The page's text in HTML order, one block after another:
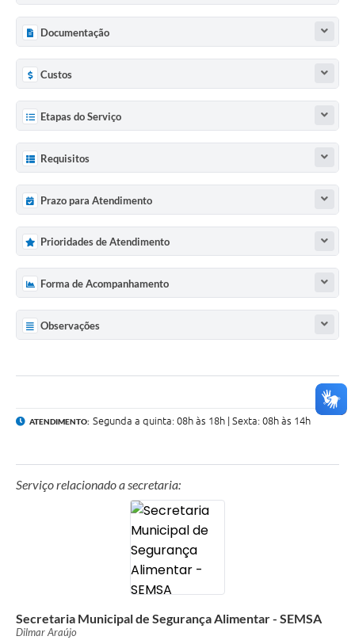
Documentação
Custos
Etapas do Serviço
Requisitos
Prazo para Atendimento
Prioridades de Atendimento
Forma de Acompanhamento
Observações
ATENDIMENTO: Segunda a quinta: 08h às 18h | Sexta: 08h às 14h
Serviço relacionado a secretaria:
Secretaria Municipal de Segurança Alimentar - SEMSA
Dilmar Araújo